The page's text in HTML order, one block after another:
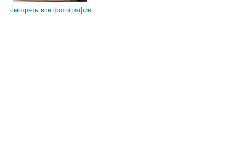
смотреть все фотографии